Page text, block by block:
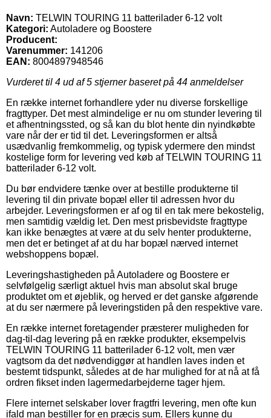
Navn: TELWIN TOURING 11 batterilader 6-12 volt
Kategori: Autoladere og Boostere
Producent:
Varenummer: 141206
EAN: 8004897948546
Vurderet til 4 ud af 5 stjerner baseret på 44 anmeldelser
En række internet forhandlere yder nu diverse forskellige
fragttyper. Det mest almindelige er nu om stunder levering til
et afhentningssted, og så kan du blot hente din nyindkøbte
vare når der er tid til det. Leveringsformen er altså
usædvanlig fremkommelig, og typisk ydermere den mindst
kostelige form for levering ved køb af TELWIN TOURING 11
batterilader 6-12 volt.
Du bør endvidere tænke over at bestille produkterne til
levering til din private bopæl eller til adressen hvor du
arbejder. Leveringsformen er af og til en tak mere bekostelig,
men samtidig vældig let. Den mest prisbevidste fragttype
kan ikke benægtes at være at du selv henter produkterne,
men det er betinget af at du har bopæl nærved internet
webshoppens bopæl.
Leveringshastigheden på Autoladere og Boostere er
selvfølgelig særligt aktuel hvis man absolut skal bruge
produktet om et øjeblik, og herved er det ganske afgørende
at du ser nærmere på leveringstiden på den respektive vare.
En række internet foretagender præsterer muligheden for
dag-til-dag levering på en række produkter, eksempelvis
TELWIN TOURING 11 batterilader 6-12 volt, men vær
vagtsom da det nødvendiggør at handlen laves inden et
bestemt tidspunkt, således at de har mulighed for at nå at få
ordren fikset inden lagermedarbejderne tager hjem.
Flere internet selskaber lover fragtfri levering, men ofte kun
ifald man bestiller for en præcis sum. Ellers kunne du